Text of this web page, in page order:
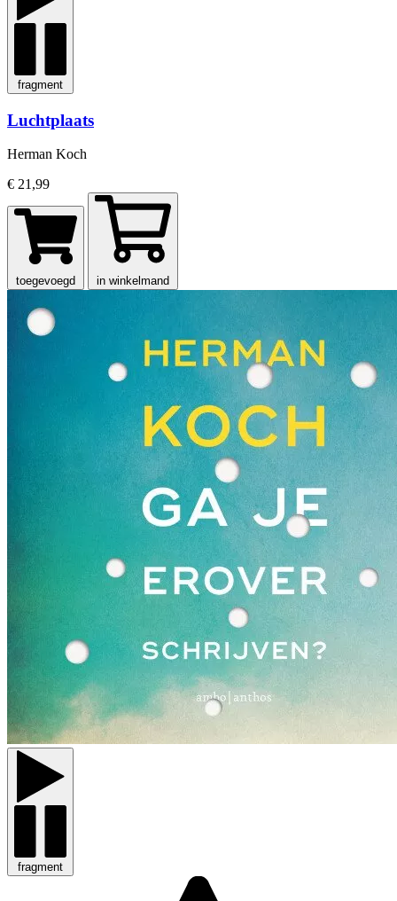
fragment
Luchtplaats
Herman Koch
€ 21,99
toegevoegd in winkelmand
fragment